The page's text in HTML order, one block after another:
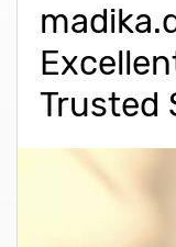
Trusted